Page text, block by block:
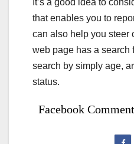
It’s a good idea to
that enables you to
can also help you steer
web page has a search
search by simply age,
status.
Facebook